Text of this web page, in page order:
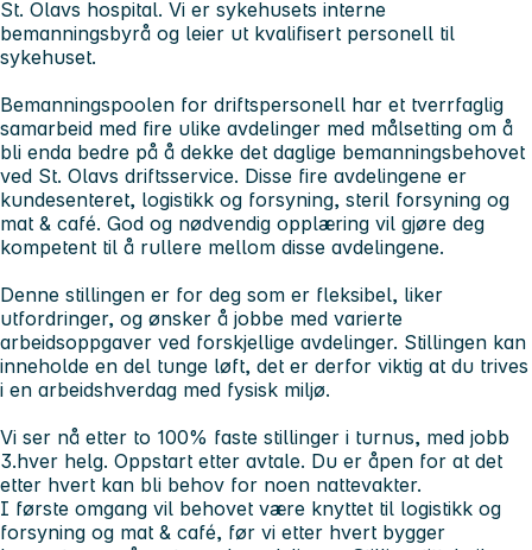
St. Olavs hospital. Vi er sykehusets interne
bemanningsbyrå og leier ut kvalifisert personell til
sykehuset.
Bemanningspoolen for driftspersonell har et tverrfaglig
samarbeid med fire ulike avdelinger med målsetting om å
bli enda bedre på å dekke det daglige bemanningsbehovet
ved St. Olavs driftsservice. Disse fire avdelingene er
kundesenteret, logistikk og forsyning, steril forsyning og
mat & café. God og nødvendig opplæring vil gjøre deg
kompetent til å rullere mellom disse avdelingene.
Denne stillingen er for deg som er fleksibel, liker
utfordringer, og ønsker å jobbe med varierte
arbeidsoppgaver ved forskjellige avdelinger. Stillingen kan
inneholde en del tunge løft, det er derfor viktig at du trives
i en arbeidshverdag med fysisk miljø.
Vi ser nå etter to 100% faste stillinger i turnus, med jobb
3.hver helg. Oppstart etter avtale. Du er åpen for at det
etter hvert kan bli behov for noen nattevakter.
I første omgang vil behovet være knyttet til logistikk og
forsyning og mat & café, før vi etter hvert bygger